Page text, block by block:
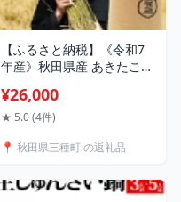
【ふるさと納税】《令和7
年産》秋田県産 あきたこま
／玄米 選べる】令和7年産
[白米 あきたこまち 10kg
¥26,000
★ 5.0 (4件)
📍 秋田県三種町 の返礼品